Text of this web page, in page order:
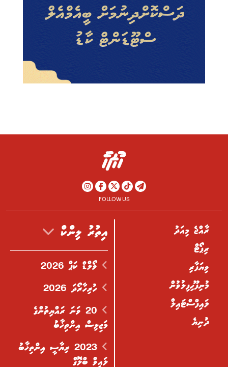
FOLLOW US
ރާއްޖެ މިއަދު
ރިޕޯޓް
ވިޔަފާރި
މުނިފޫހިފިލުވުން
ލައިފްސްޓައިލް
ދުނިޔެ
އިތުރު ލިންކް
ވޯލްޑް ކަޕް 2026
ހުރިހާރޯދަ 2026
20 ވަނަ ރައްޔިތުންގެ
މަޖިލިސް އިންތިޚާބު
2023 ރިޔާސީ އިންތިޚާބު
ލައިވް ބްލޮގް